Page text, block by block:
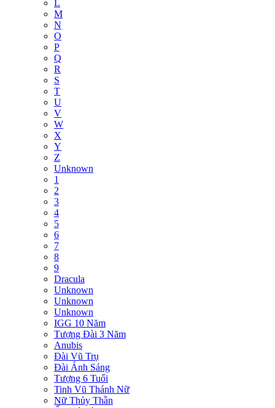
L
M
N
O
P
Q
R
S
T
U
V
W
X
Y
Z
Unknown
1
2
3
4
5
6
7
8
9
Dracula
Unknown
Unknown
Unknown
IGG 10 Năm
Tượng Đài 3 Năm
Anubis
Đài Vũ Trụ
Đài Ánh Sáng
Tượng 6 Tuổi
Tinh Vũ Thánh Nữ
Nữ Thủy Thần